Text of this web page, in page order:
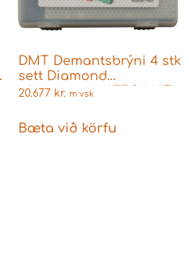
DMT Demantsbrýni 4 stk
sett Diamond
Whetstone W6EFCX-KIT
20.677 kr. m vsk
Bæta við körfu